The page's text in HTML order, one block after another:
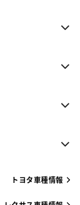
トヨタ車種情報